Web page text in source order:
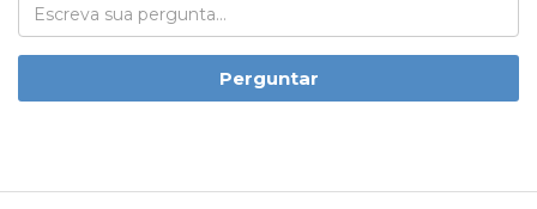
Perguntar